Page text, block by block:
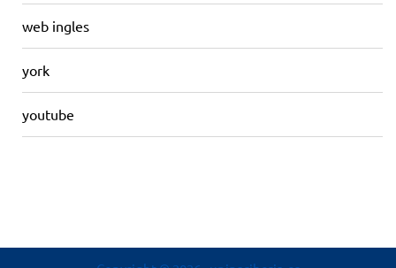
web ingles
york
youtube